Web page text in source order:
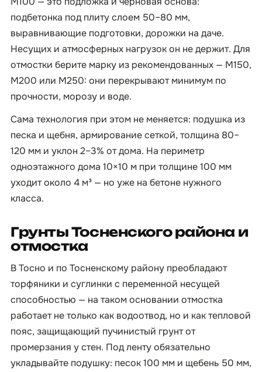
подбетонка под плиту слоем 50–80 мм,
выравнивающие подготовки, дорожки на даче.
Несущих и атмосферных нагрузок он не держит. Для
отмостки берите марку из рекомендованных — М150,
М200 или М250: они перекрывают минимум по
прочности, морозу и воде.
Сама технология при этом не меняется: подушка из
песка и щебня, армирование сеткой, толщина 80–
120 мм и уклон 2–3% от дома. На периметр
одноэтажного дома 10×10 м при толщине 100 мм
уходит около 4 м³ — но уже на бетоне нужного
класса.
Грунты Тосненского района и
отмостка
В Тосно и по Тосненскому району преобладают
торфяники и суглинки с переменной несущей
способностью — на таком основании отмостка
работает не только как водоотвод, но и как тепловой
пояс, защищающий пучинистый грунт от
промерзания у стен. Под ленту обязательно
укладывайте подушку: песок 100 мм и щебень 50 мм,